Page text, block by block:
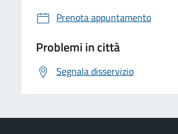
Prenota appuntamento
Problemi in città
Segnala disservizio